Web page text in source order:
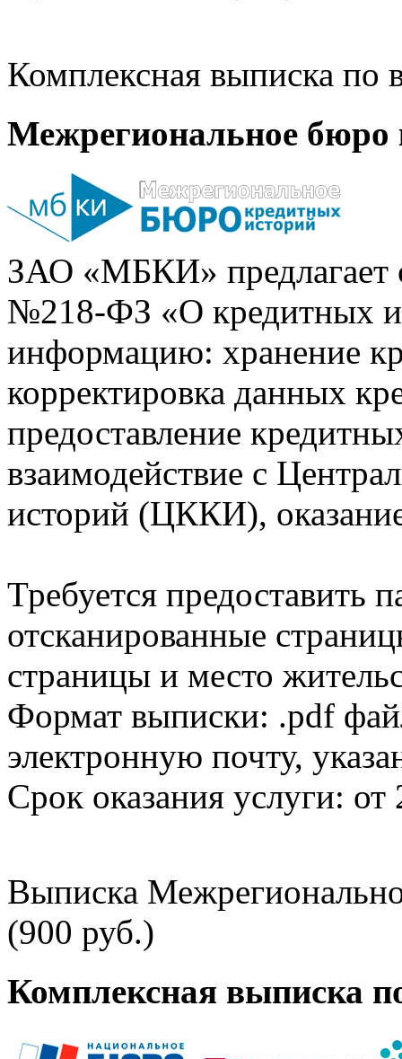
Комплексная выписка
Межрегиональное бюро
ЗАО «МБКИ» предлагает
№218-ФЗ «О кредитных
информацию: хранение
корректировка данных
предоставление
взаимодействие с
историй (ЦККИ),
Требуется предоставить
отсканированные
страницы и место
Формат выписки: .pdf
электронную почту,
Срок оказания услуги: от
Выписка
(900 руб.)
Комплексная выписка